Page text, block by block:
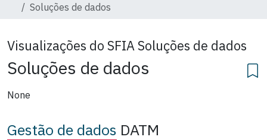
Soluções de dados
Visualizações do SFIASoluções de dados
Soluções de dados
None
Gestão de dados DATM